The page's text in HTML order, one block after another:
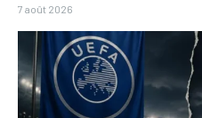
7 août 2026